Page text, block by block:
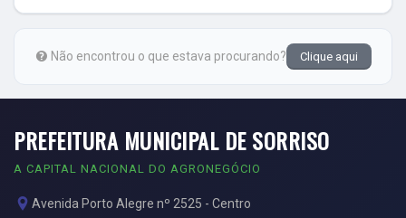
Não encontrou o que estava procurando? Clique aqui
PREFEITURA MUNICIPAL DE SORRISO
A CAPITAL NACIONAL DO AGRONEGÓCIO
Avenida Porto Alegre nº 2525 - Centro